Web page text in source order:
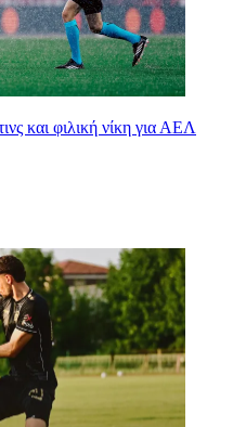
και φιλική νίκη για ΑΕΛ